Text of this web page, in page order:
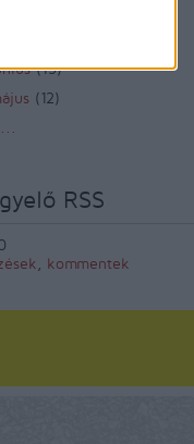
(13)
(12)
RSS
kommentek